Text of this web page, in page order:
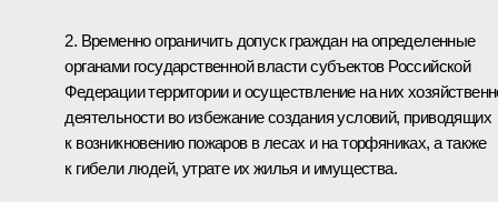
2. Временно ограничить допуск граждан на определенные
органами государственной власти субъектов Российской
Федерации территории и осуществление на них
деятельности во избежание создания условий, приводящих
к возникновению пожаров в лесах и на торфяниках, а также
к гибели людей, утрате их жилья и имущества.